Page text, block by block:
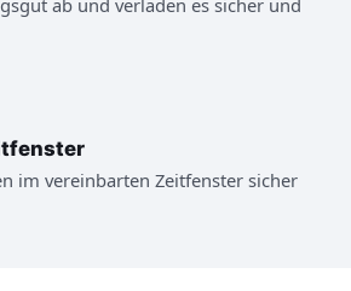
im vereinbarten Zeitfenster sicher